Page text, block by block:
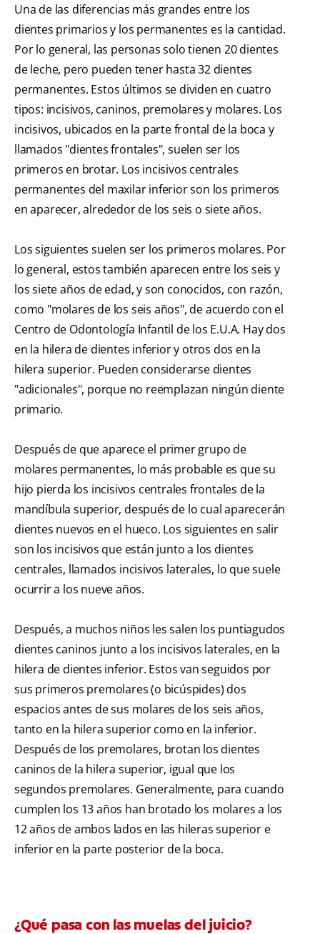
Una de las diferencias más grandes entre los
dientes primarios y los permanentes es la cantidad.
Por lo general, las personas solo tienen 20 dientes
de leche, pero pueden tener hasta 32 dientes
permanentes. Estos últimos se dividen en cuatro
tipos: incisivos, caninos, premolares y molares. Los
incisivos, ubicados en la parte frontal de la boca y
llamados "dientes frontales", suelen ser los
primeros en brotar. Los incisivos centrales
permanentes del maxilar inferior son los primeros
en aparecer, alrededor de los seis o siete años.
Los siguientes suelen ser los primeros molares. Por
lo general, estos también aparecen entre los seis y
los siete años de edad, y son conocidos, con razón,
como "molares de los seis años", de acuerdo con el
Centro de Odontología Infantil de los E.U.A. Hay dos
en la hilera de dientes inferior y otros dos en la
hilera superior. Pueden considerarse dientes
"adicionales", porque no reemplazan ningún diente
primario.
Después de que aparece el primer grupo de
molares permanentes, lo más probable es que su
hijo pierda los incisivos centrales frontales de la
mandíbula superior, después de lo cual aparecerán
dientes nuevos en el hueco. Los siguientes en salir
son los incisivos que están junto a los dientes
centrales, llamados incisivos laterales, lo que suele
ocurrir a los nueve años.
Después, a muchos niños les salen los puntiagudos
dientes caninos junto a los incisivos laterales, en la
hilera de dientes inferior. Estos van seguidos por
sus primeros premolares (o bicúspides) dos
espacios antes de sus molares de los seis años,
tanto en la hilera superior como en la inferior.
Después de los premolares, brotan los dientes
caninos de la hilera superior, igual que los
segundos premolares. Generalmente, para cuando
cumplen los 13 años han brotado los molares a los
12 años de ambos lados en las hileras superior e
inferior en la parte posterior de la boca.
¿Qué pasa con las muelas del juicio?